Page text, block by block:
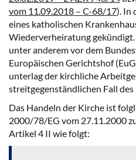
vom 11.09.2018 – C-68/17). In
eines katholischen
Wiederverheiratung
unter anderem vor dem
Europäischen Gerichtshof
unterlag der kirchliche
streitgegenständlichen Fall
Das Handeln der Kirche ist
2000/78/EG vom 27.11.2000
Artikel 4 II wie folgt: